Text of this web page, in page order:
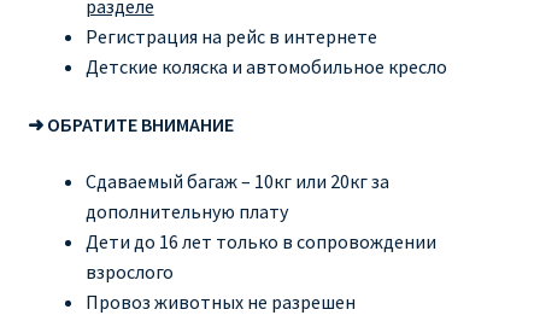
разделе
Регистрация на рейс в интернете
Детские коляска и автомобильное кресло
➜ ОБРАТИТЕ ВНИМАНИЕ
Сдаваемый багаж – 10кг или 20кг за
дополнительную плату
Дети до 16 лет только в сопровождении
взрослого
Провоз животных не разрешен